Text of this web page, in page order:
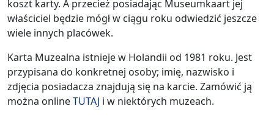
koszt karty. A przecież posiadając Museumkaart jej
właściciel będzie mógł w ciągu roku odwiedzić jeszcze
wiele innych placówek.
Karta Muzealna istnieje w Holandii od 1981 roku. Jest
przypisana do konkretnej osoby; imię, nazwisko i
zdjęcia posiadacza znajdują się na karcie. Zamówić ją
można onlineTUTAJ i w niektórych muzeach.